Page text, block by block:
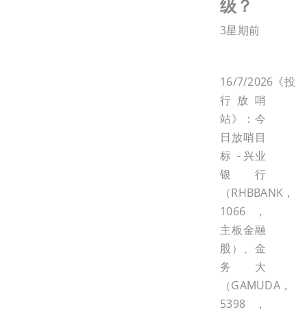
级？
3星期前
16/7/2026《投
行放哨
站》：今
日放哨目
标 - 兴业
银行
（RHBBANK，
1066，
主板金融
股）、金
务大
（GAMUDA，
5398，